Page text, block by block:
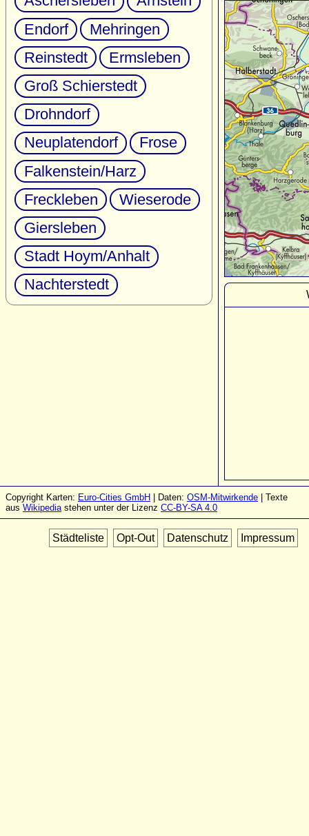
Endorf
Mehringen
Reinstedt
Ermsleben
Groß Schierstedt
Drohndorf
Neuplatendorf
Frose
Falkenstein/Harz
Freckleben
Wieserode
Giersleben
Stadt Hoym/Anhalt
Nachterstedt
Copyright Karten: Euro-Cities GmbH | Daten: OSM-Mitwirkende | Texte
aus Wikipediastehen unter der Lizenz CC-BY-SA 4.0
Städteliste Opt-Out Datenschutz Impressum